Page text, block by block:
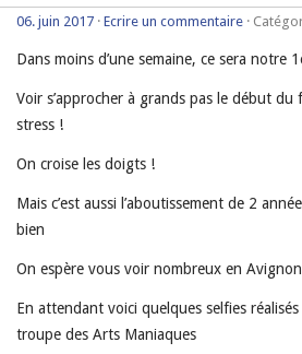
06. juin 2017 · Ecrire un commentaire ·
Dans moins d’une semaine, ce sera notre
Voir s’approcher à grands pas le début
stress !
On croise les doigts !
Mais c’est aussi l’aboutissement de 2
bien
On espère vous voir nombreux en Avignon
En attendant voici quelques selfies
troupe des Arts Maniaques